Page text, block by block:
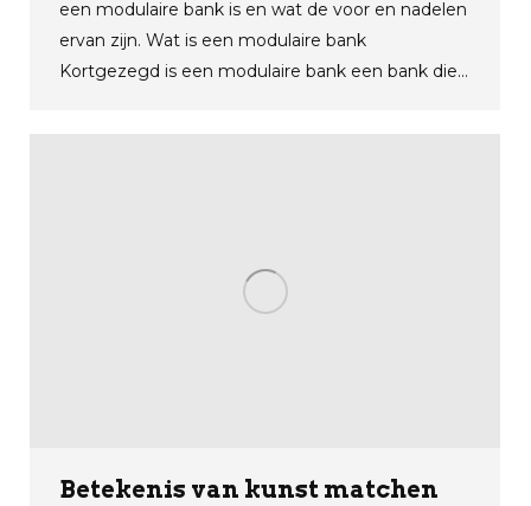
een modulaire bank is en wat de voor en nadelen
ervan zijn. Wat is een modulaire bank
Kortgezegd is een modulaire bank een bank die…
Betekenis van kunst matchen